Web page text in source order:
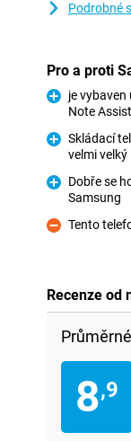
Podrobné
Pro a proti
je
Note
Skládací
velmi velký
Dobře se
Samsung
Proti
Tento
Recenze od
8,9